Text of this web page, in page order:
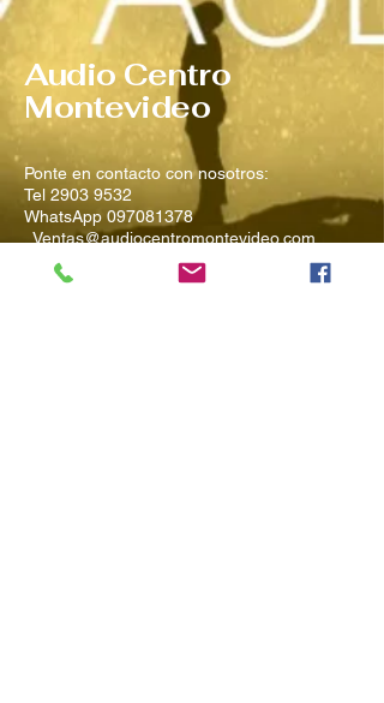
Audio Centro
Montevideo
Ponte en contacto con nosotros:
Tel 2903 9532
WhatsApp 097081378
Ventas@audiocentromontevideo.com
Audiocentromontevideo.com